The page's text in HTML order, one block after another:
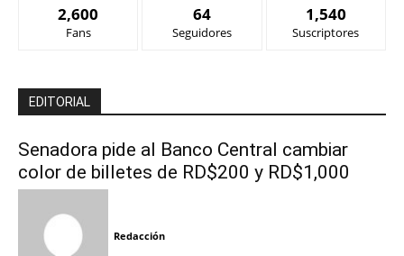
2,600
Fans
64
Seguidores
1,540
Suscriptores
EDITORIAL
Senadora pide al Banco Central cambiar
color de billetes de RD$200 y RD$1,000
Redacción